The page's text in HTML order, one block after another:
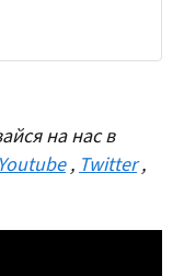
на нас в
,Twitter ,